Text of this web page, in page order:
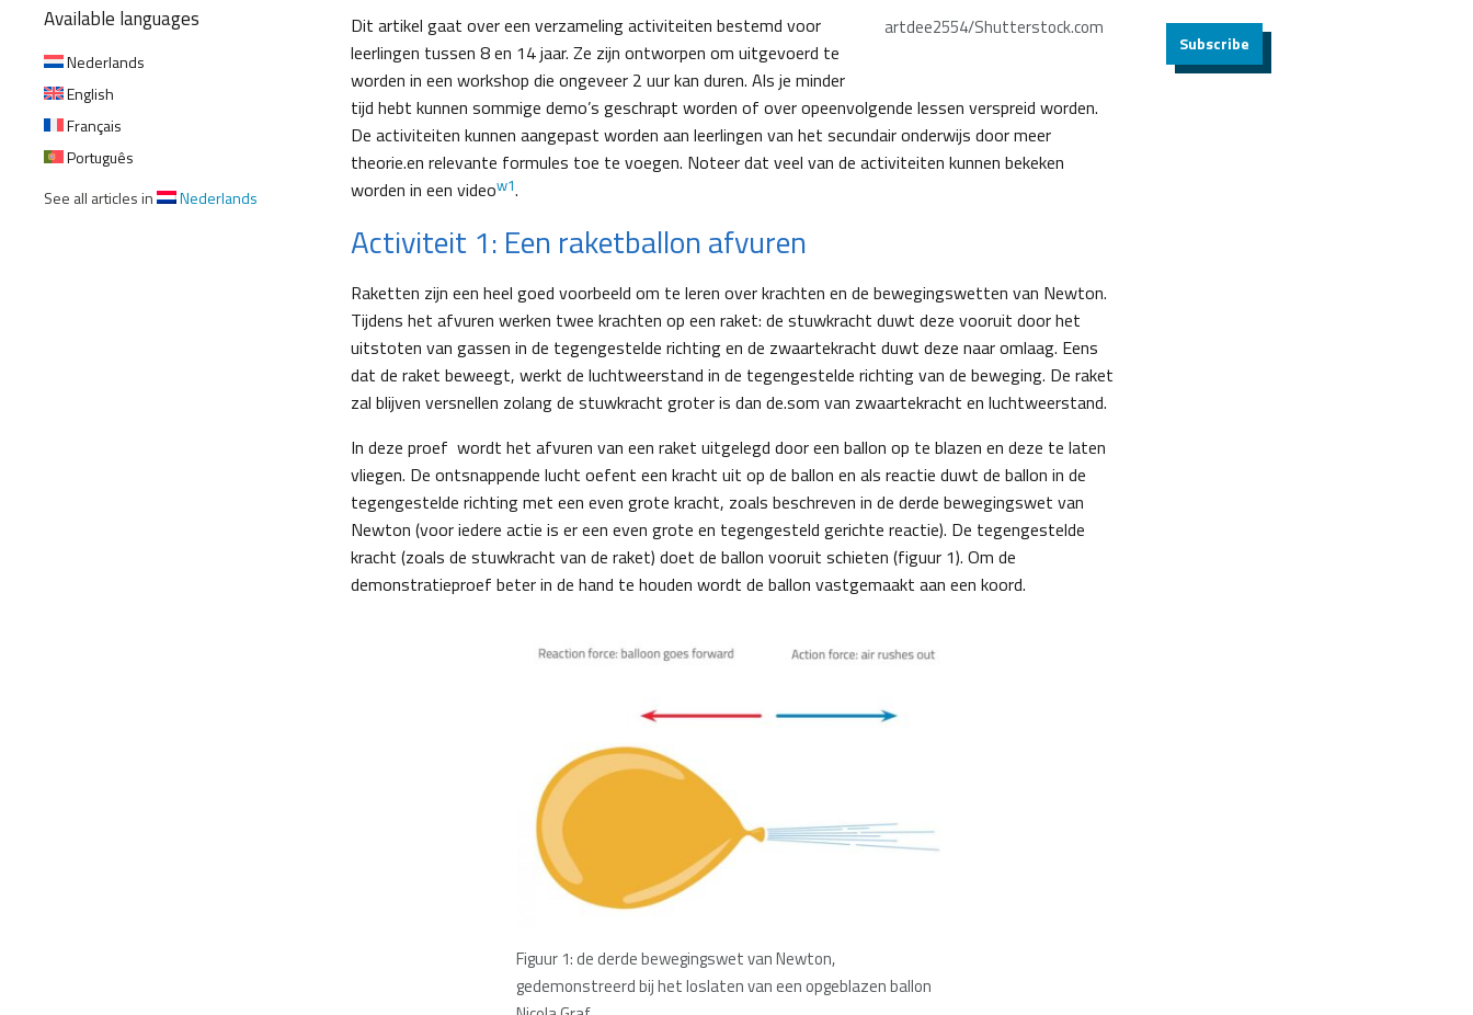
Available languages
Nederlands
English
Français
Português
See all articles in
Nederlands
artdee2554/Shutterstock.com
Dit artikel gaat over een verzameling activiteiten bestemd voor
leerlingen tussen 8 en 14 jaar. Ze zijn ontworpen om uitgevoerd te
worden in een workshop die ongeveer 2 uur kan duren. Als je minder
tijd hebt kunnen sommige demo’s geschrapt worden of over opeenvolgende lessen verspreid worden.
De activiteiten kunnen aangepast worden aan leerlingen van het secundair onderwijs door meer
theorie.en relevante formules toe te voegen. Noteer dat veel van de activiteiten kunnen bekeken
worden in een videow1.
Activiteit 1: Een raketballon afvuren
Raketten zijn een heel goed voorbeeld om te leren over krachten en de bewegingswetten van Newton.
Tijdens het afvuren werken twee krachten op een raket: de stuwkracht duwt deze vooruit door het
uitstoten van gassen in de tegengestelde richting en de zwaartekracht duwt deze naar omlaag. Eens
dat de raket beweegt, werkt de luchtweerstand in de tegengestelde richting van de beweging. De raket
zal blijven versnellen zolang de stuwkracht groter is dan de.som van zwaartekracht en luchtweerstand.
In deze proef wordt het afvuren van een raket uitgelegd door een ballon op te blazen en deze te laten
vliegen. De ontsnappende lucht oefent een kracht uit op de ballon en als reactie duwt de ballon in de
tegengestelde richting met een even grote kracht, zoals beschreven in de derde bewegingswet van
Newton (voor iedere actie is er een even grote en tegengesteld gerichte reactie). De tegengestelde
kracht (zoals de stuwkracht van de raket) doet de ballon vooruit schieten (figuur 1). Om de
demonstratieproef beter in de hand te houden wordt de ballon vastgemaakt aan een koord.
Figuur 1: de derde bewegingswet van Newton,
gedemonstreerd bij het loslaten van een opgeblazen ballon
Subscribe